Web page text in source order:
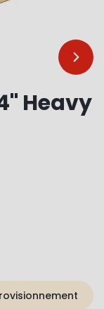
…
Heavy